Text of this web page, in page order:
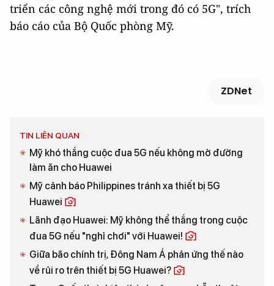
triển các công nghệ mới trong đó có 5G", trích
báo cáo của Bộ Quốc phòng Mỹ.
ZDNet
TIN LIÊN QUAN
Mỹ khó thắng cuộc đua 5G nếu không mở đường
làm ăn cho Huawei
Mỹ cảnh báo Philippines tránh xa thiết bị 5G
Huawei
Lãnh đạo Huawei: Mỹ không thể thắng trong cuộc
đua 5G nếu "nghỉ chơi" với Huawei!
Giữa bão chính trị, Đông Nam Á phản ứng thế nào
về rủi ro trên thiết bị 5G Huawei?